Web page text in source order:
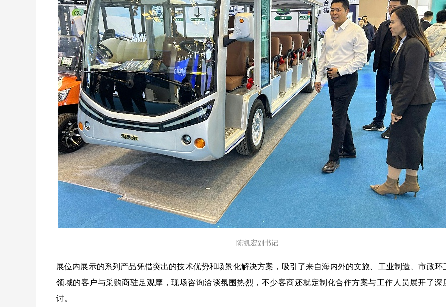
陈凯宏副书记
展位内展示的系列产品凭借突出的技术优势和场景化解决方案，吸引了来自海内外的文旅、工业制造、市政环
领域的客户与采购商驻足观摩，现场咨询洽谈氛围热烈，不少客商还就定制化合作方案与工作人员展开了深
讨。